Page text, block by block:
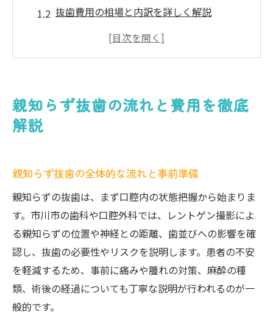
抜歯費用の相場と内訳を詳しく解説
親知らず抜歯に保険が適用されるケース
痛みや腫れを抑える抜歯のポイント
抜歯による痛みを最小限にするための対策
痛み止めや麻酔の選び方と効果を解説
親知らず抜歯で気をつけたい日常生活のコ
ツ
腫れやすい親知らずの抜歯パターンと対応
策
千葉県市川市で抜歯を検討するなら
親知らず抜歯の相談がしやすい歯科医院の
親知らず抜歯の流れと費用を徹底
解説
親知らず抜歯の全体的な流れと事前準備
親知らずの抜歯は、まず口腔内の状態把握から始まりま
す。市川市の歯科や口腔外科では、レントゲン撮影によ
る親知らずの位置や神経との距離、歯並びへの影響を確
認し、抜歯の必要性やリスクを説明します。患者の不安
を軽減するため、事前に痛みや腫れの対策、麻酔の種
類、術後の経過についても丁寧な説明が行われるのが一
般的です。